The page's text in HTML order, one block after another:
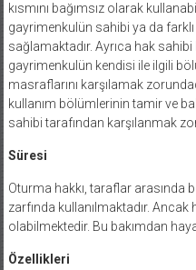
kısmını bağımsız olarak
gayrimenkulün sahibi ya da farklı
sağlamaktadır. Ayrıca hak
gayrimenkulün kendisi ile ilgili
masraflarını karşılamak
kullanım bölümlerinin tamir ve
sahibi tarafından karşılanmak
Süresi
Oturma hakkı, taraflar arasında
zarfında kullanılmaktadır.
olabilmektedir. Bu bakımdan
Özellikleri